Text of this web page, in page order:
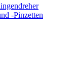
-Pinzetten